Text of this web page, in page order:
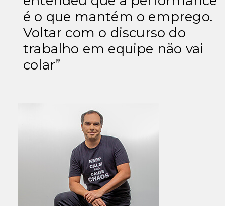
é o que mantém o emprego.
Voltar com o discurso do
trabalho em equipe não vai
colar”